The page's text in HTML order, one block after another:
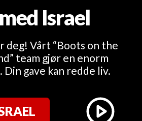
Israel
deg! Vårt “Boots on the
team gjør en enorm
gave kan redde liv.